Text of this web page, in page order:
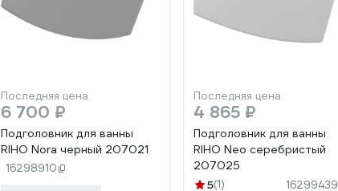
Последняя цена
6 700 ₽
Подголовник для ванны
RIHO Nora черный 207021
16298910
Последняя цена
4 865 ₽
Подголовник для ванны
RIHO Neo серебристый
207025
5(1) 16299439